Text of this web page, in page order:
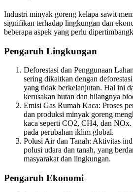
Industri minyak goreng kelapa sawit
signifikan terhadap lingkungan dan
beberapa aspek yang perlu
Pengaruh Lingkungan
Deforestasi dan Penggunaan
sering dikaitkan dengan
yang tidak berkelanjutan. Hal ini
kerusakan hutan dan hilangnya
Emisi Gas Rumah Kaca: Proses
dan produksi minyak goreng
kaca seperti CO2, CH4, dan
pada perubahan iklim global.
Polusi Air dan Tanah: Aktivitas
polusi udara dan tanah, yang
masyarakat dan lingkungan.
Pengaruh Ekonomi